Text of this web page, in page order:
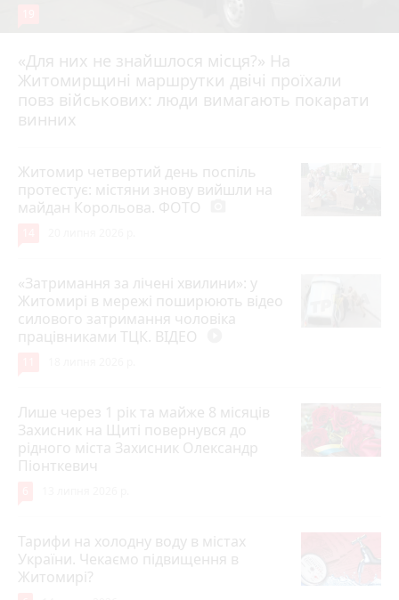
«Для них не знайшлося місця?» На
Житомирщині маршрутки двічі проїхали
повз військових: люди вимагають покарати
винних
17 липня 2026 р.
Житомир четвертий день поспіль
протестує: містяни знову вийшли на
майдан Корольова. ФОТО
«Затримання за лічені хвилини»: у
Житомирі в мережі поширюють відео
силового затримання чоловіка
працівниками ТЦК. ВІДЕО
Лише через 1 рік та майже 8 місяців
Захисник на Щиті повернувся до
рідного міста Захисник Олександр
Піонткевич
Тарифи на холодну воду в містах
України. Чекаємо підвищення в
Житомирі?